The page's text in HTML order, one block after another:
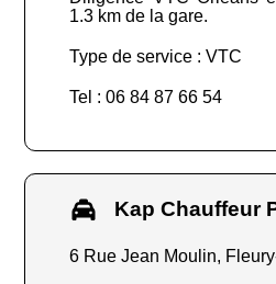
1.3 km de la gare.
Type de service : VTC
Tel : 06 84 87 66 54
Kap Chauffeur
6 Rue Jean Moulin,